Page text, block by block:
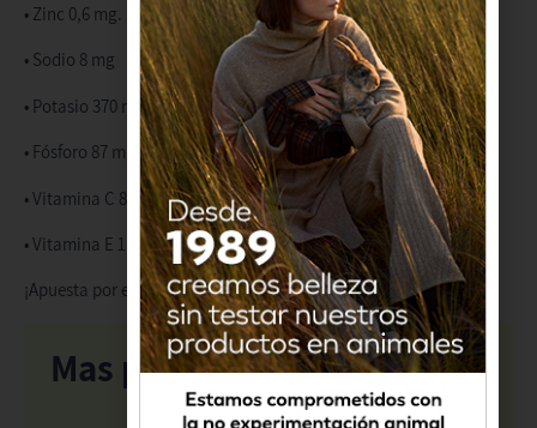
• Zinc 0,6 mg.
• Sodio 8 mg
• Potasio 370 mg
• Fósforo 87 mg
• Vitamina C 87 mg.
• Vitamina E 1,3 mg.
¡Apuesta por esta verdura para disfrutar de sus beneficios!
Mas popular